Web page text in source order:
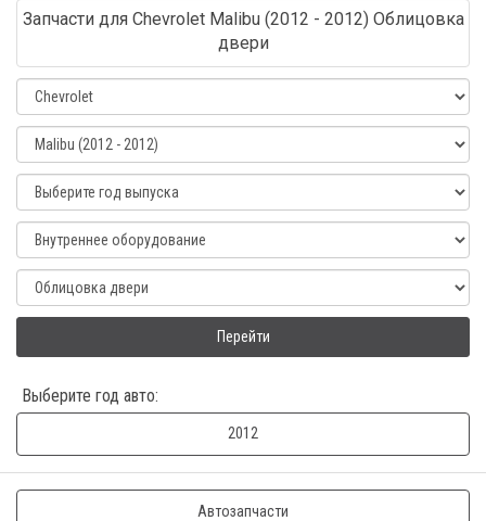
Запчасти для Chevrolet Malibu (2012 - 2012) Облицовка
двери
Перейти
Выберите год авто:
2012
Автозапчасти